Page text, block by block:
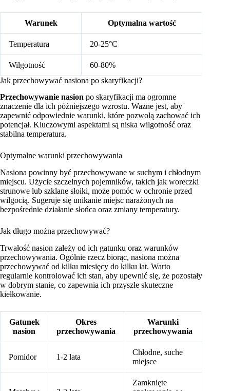
Warunek Optymalna wartość
Temperatura 20-25°C
Wilgotność
60-80%
Jak przechowywać nasiona po skaryfikacji?
Przechowywanie nasion po skaryfikacji ma ogromne
znaczenie dla ich późniejszego wzrostu. Ważne jest, aby
zapewnić odpowiednie warunki, które pozwolą zachować ich
potencjał. Kluczowymi aspektami są niska wilgotność oraz
stabilna temperatura.
Optymalne warunki przechowywania
Nasiona powinny być przechowywane w suchym i chłodnym
miejscu. Użycie szczelnych pojemników, takich jak woreczki
strunowe lub szklane słoiki, może pomóc w ochronie przed
wilgocią. Sugeruje się unikanie miejsc narażonych na
bezpośrednie działanie słońca oraz zmiany temperatury.
Jak długo można przechowywać?
Trwałość nasion zależy od ich gatunku oraz warunków
przechowywania. Ogólnie rzecz biorąc, nasiona można
przechowywać od kilku miesięcy do kilku lat. Warto
regularnie kontrolować ich stan, aby upewnić się, że pozostały
w dobrym stanie, co zapewnia ich przyszłe skuteczne
kiełkowanie.
Gatunek
nasion
Okres
przechowywania
Warunki
przechowywania
Pomidor 1-2 lata
Chłodne, suche
miejsce
Zamknięte